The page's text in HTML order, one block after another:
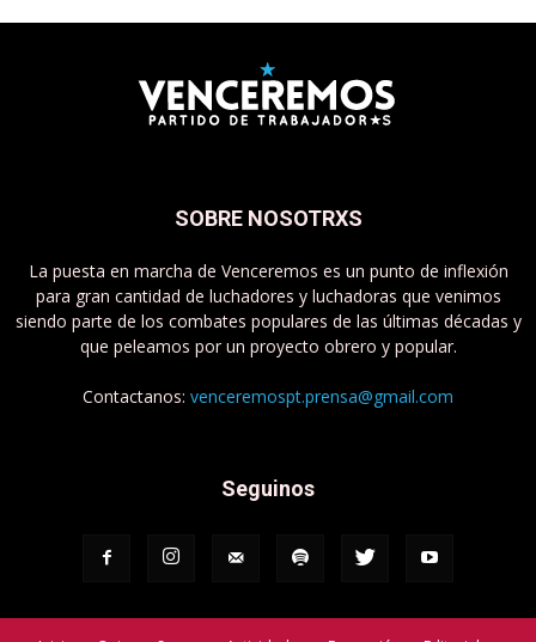
SOBRE NOSOTRXS
La puesta en marcha de Venceremos es un punto de inflexión
para gran cantidad de luchadores y luchadoras que venimos
siendo parte de los combates populares de las últimas décadas y
que peleamos por un proyecto obrero y popular.
Contactanos: venceremospt.prensa@gmail.com
Seguinos